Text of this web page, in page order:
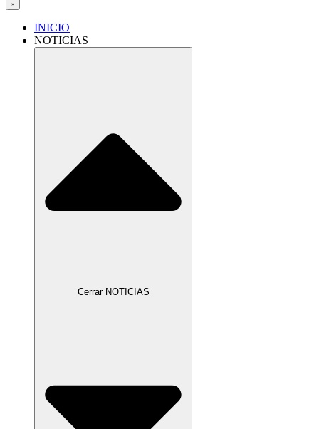
INICIO
NOTICIAS
Cerrar NOTICIAS